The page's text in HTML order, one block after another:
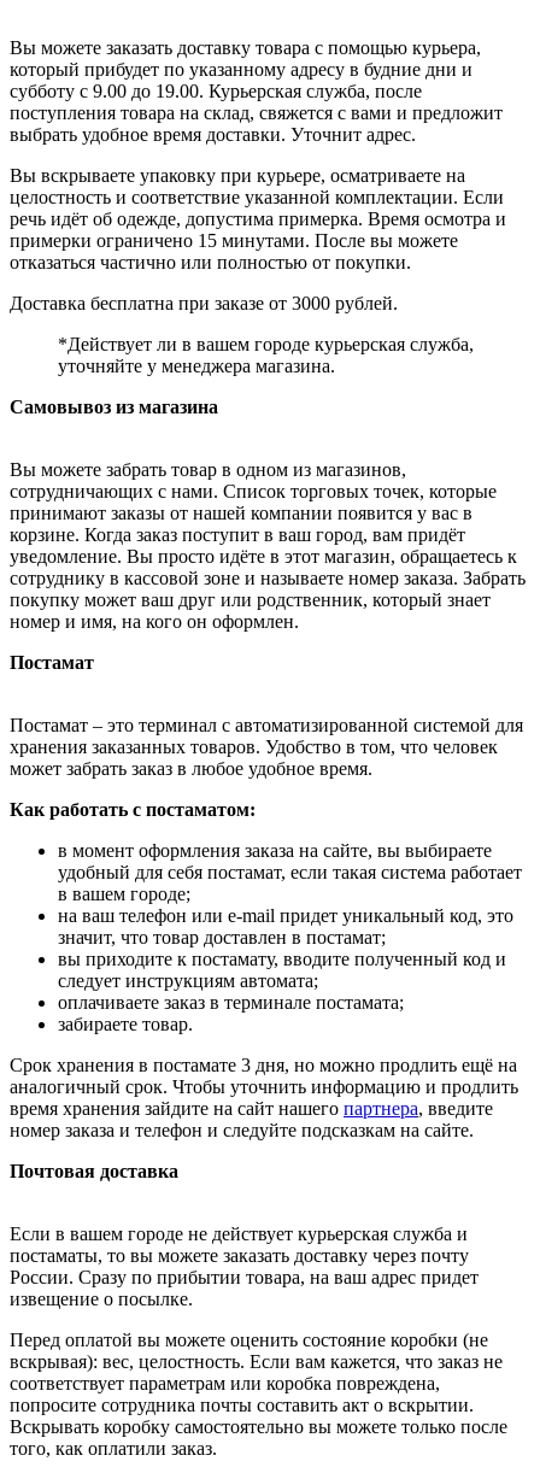
Вы можете заказать доставку товара с помощью курьера,
который прибудет по указанному адресу в будние дни и
субботу с 9.00 до 19.00. Курьерская служба, после
поступления товара на склад, свяжется с вами и предложит
выбрать удобное время доставки. Уточнит адрес.
Вы вскрываете упаковку при курьере, осматриваете на
целостность и соответствие указанной комплектации. Если
речь идёт об одежде, допустима примерка. Время осмотра и
примерки ограничено 15 минутами. После вы можете
отказаться частично или полностью от покупки.
Доставка бесплатна при заказе от 3000 рублей.
*Действует ли в вашем городе курьерская служба,
уточняйте у менеджера магазина.
Самовывоз из магазина
Вы можете забрать товар в одном из магазинов,
сотрудничающих с нами. Список торговых точек, которые
принимают заказы от нашей компании появится у вас в
корзине. Когда заказ поступит в ваш город, вам придёт
уведомление. Вы просто идёте в этот магазин, обращаетесь к
сотруднику в кассовой зоне и называете номер заказа. Забрать
покупку может ваш друг или родственник, который знает
номер и имя, на кого он оформлен.
Постамат
Постамат – это терминал с автоматизированной системой для
хранения заказанных товаров. Удобство в том, что человек
может забрать заказ в любое удобное время.
Как работать с постаматом:
в момент оформления заказа на сайте, вы выбираете
удобный для себя постамат, если такая система работает
в вашем городе;
на ваш телефон или e-mail придет уникальный код, это
значит, что товар доставлен в постамат;
вы приходите к постамату, вводите полученный код и
следует инструкциям автомата;
оплачиваете заказ в терминале постамата;
забираете товар.
Срок хранения в постамате 3 дня, но можно продлить ещё на
аналогичный срок. Чтобы уточнить информацию и продлить
время хранения зайдите на сайт нашего партнера, введите
номер заказа и телефон и следуйте подсказкам на сайте.
Почтовая доставка
Если в вашем городе не действует курьерская служба и
постаматы, то вы можете заказать доставку через почту
России. Сразу по прибытии товара, на ваш адрес придет
извещение о посылке.
Перед оплатой вы можете оценить состояние коробки (не
вскрывая): вес, целостность. Если вам кажется, что заказ не
соответствует параметрам или коробка повреждена,
попросите сотрудника почты составить акт о вскрытии.
Вскрывать коробку самостоятельно вы можете только после
того, как оплатили заказ.